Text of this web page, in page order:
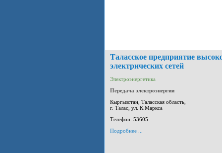
Таласское предприятие
электрических сетей
Электроэнергетика
Передача электроэнергии
Кыргызстан, Таласская область,
г. Талас, ул. К.Маркса
Телефон: 53605
Подробнее ...